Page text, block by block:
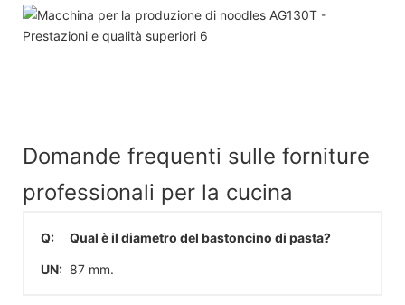
Domande frequenti sulle forniture
professionali per la cucina
Q: Qual è il diametro del bastoncino di pasta?
UN: 87 mm.